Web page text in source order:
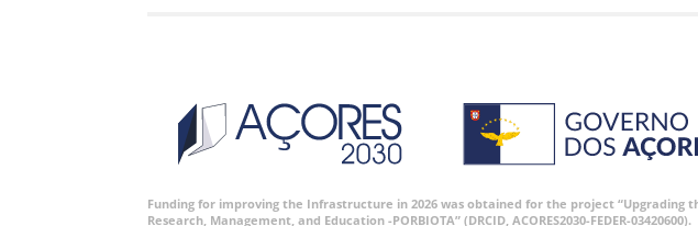
Funding for improving the Infrastructure in 2026 was obtained for the project “Upgrading
Research, Management, and Education -PORBIOTA” (DRCID, ACORES2030-FEDER-03420600).